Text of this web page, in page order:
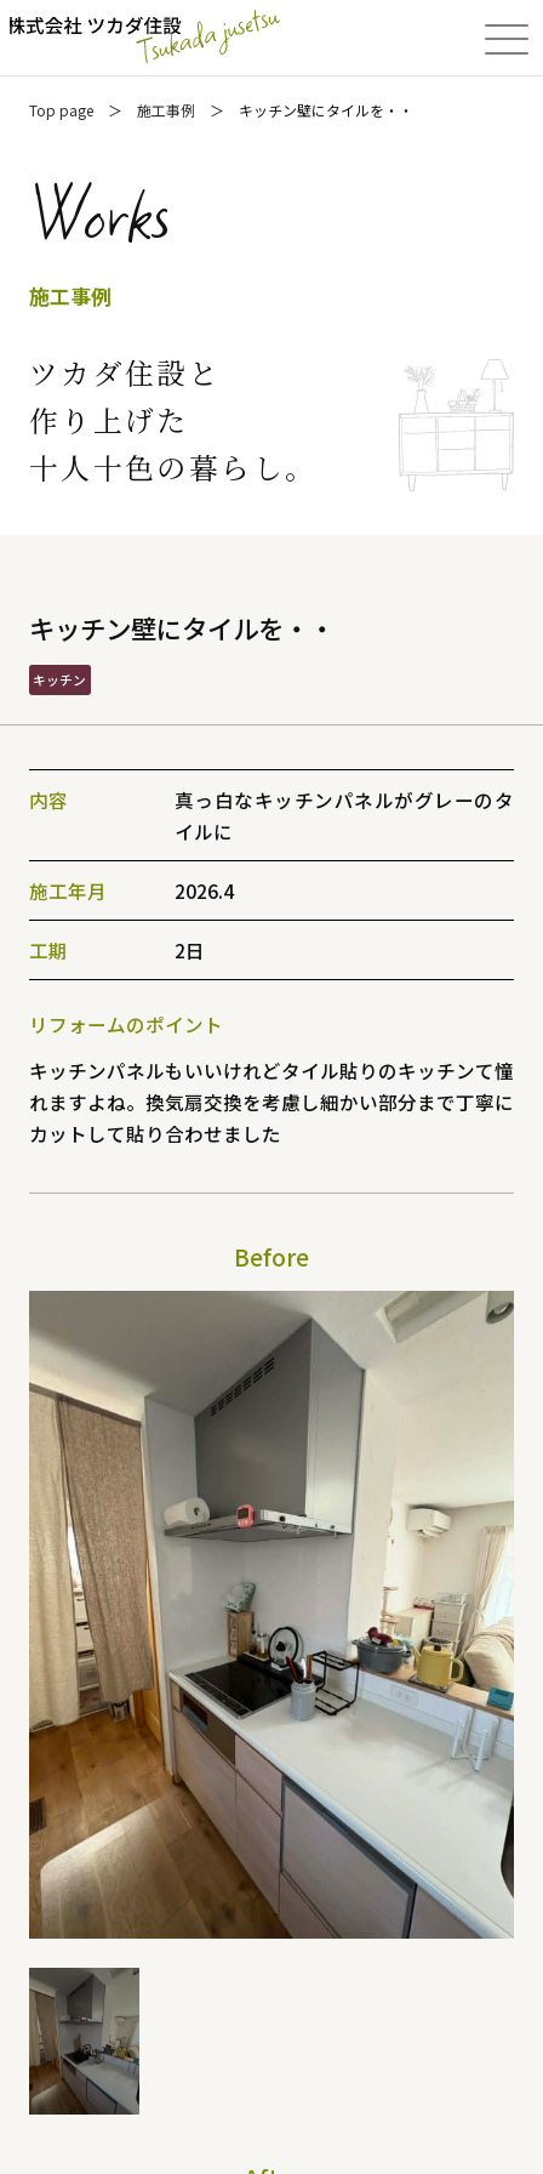
Top page 施工事例 キッチン壁にタイルを・・
Works
施工事例
ツカダ住設と
作り上げた
十人十色の暮らし。
キッチン壁にタイルを・・
キッチン
内容
真っ白なキッチンパネルがグレーのタ
イルに
施工年月 2026.4
工期 2日
リフォームのポイント
キッチンパネルもいいけれどタイル貼りのキッチンて憧
れますよね。換気扇交換を考慮し細かい部分まで丁寧に
カットして貼り合わせました
Before